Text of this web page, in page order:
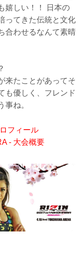
嬉しい！！ 日本の
ってきた伝統と文化
合わせるなんて素晴
来たことがあってそ
も優しく、フレンド
事ね。
フィール
- 大会概要